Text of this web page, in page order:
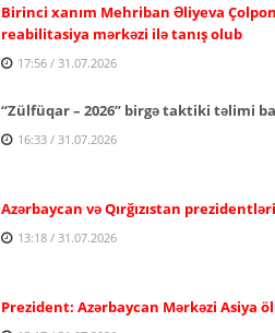
Birinci xanım Mehriban Əliyeva
reabilitasiya mərkəzi ilə tanış olub
17:56 / 31.07.2026
“Zülfüqar – 2026” birgə taktiki təlimi
16:33 / 31.07.2026
Azərbaycan və Qırğızıstan
13:18 / 31.07.2026
Prezident: Azərbaycan Mərkəzi Asiya